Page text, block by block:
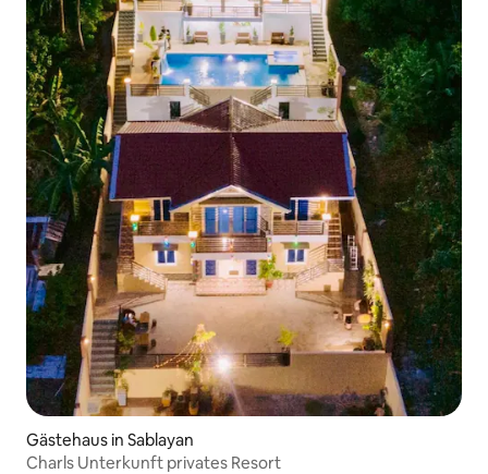
Gästehaus in Sablayan
Charls Unterkunft privates Resort